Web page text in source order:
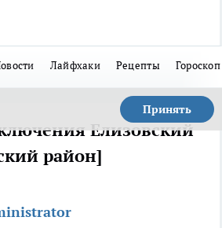
Лайфхаки Рецепты Гороскоп
Принять
Елизовский
район]